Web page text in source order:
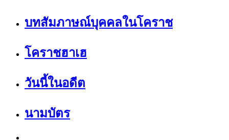
บทสัมภาษณ์บุคคลในโคราช
โคราชฮาเฮ
วันนี้ในอดีต
นามบัตร